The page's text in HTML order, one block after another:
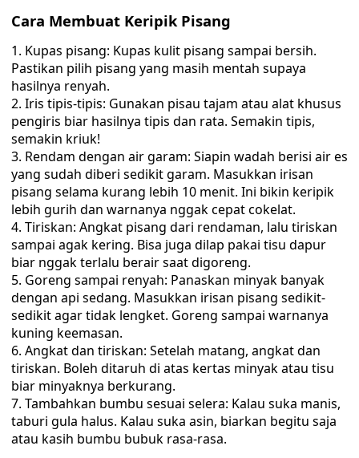
Cara Membuat Keripik Pisang
Kupas pisang: Kupas kulit pisang sampai bersih.
Pastikan pilih pisang yang masih mentah supaya
hasilnya renyah.
Iris tipis-tipis: Gunakan pisau tajam atau alat khusus
pengiris biar hasilnya tipis dan rata. Semakin tipis,
semakin kriuk!
Rendam dengan air garam: Siapin wadah berisi air es
yang sudah diberi sedikit garam. Masukkan irisan
pisang selama kurang lebih 10 menit. Ini bikin keripik
lebih gurih dan warnanya nggak cepat cokelat.
Tiriskan: Angkat pisang dari rendaman, lalu tiriskan
sampai agak kering. Bisa juga dilap pakai tisu dapur
biar nggak terlalu berair saat digoreng.
Goreng sampai renyah: Panaskan minyak banyak
dengan api sedang. Masukkan irisan pisang sedikit-
sedikit agar tidak lengket. Goreng sampai warnanya
kuning keemasan.
Angkat dan tiriskan: Setelah matang, angkat dan
tiriskan. Boleh ditaruh di atas kertas minyak atau tisu
biar minyaknya berkurang.
Tambahkan bumbu sesuai selera: Kalau suka manis,
taburi gula halus. Kalau suka asin, biarkan begitu saja
atau kasih bumbu bubuk rasa-rasa.